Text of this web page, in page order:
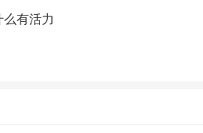
；三是《阶级成分登记表》是
表明，它是能够推翻我们已有
有活力